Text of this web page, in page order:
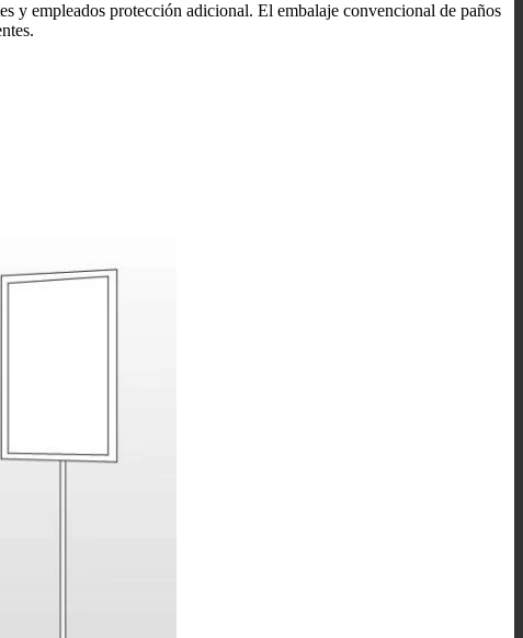
y empleados protección adicional. El embalaje convencional de paños